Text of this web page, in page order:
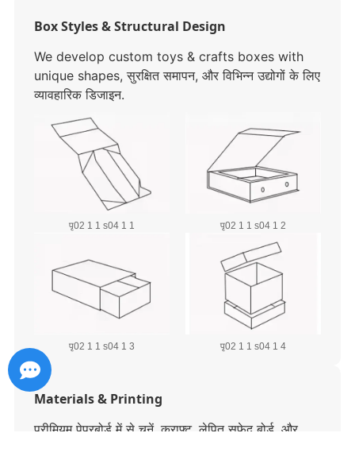
Box Styles & Structural Design
We develop custom toys & crafts boxes with
unique shapes, सुरक्षित समापन, और विभिन्न उद्योगों के लिए
व्यावहारिक डिजाइन.
पृ02 1 1 s04 1 1 पृ02 1 1 s04 1 2
पृ02 1 1 s04 1 3 पृ02 1 1 s04 1 4
Materials & Printing
प्रीमियम पेपरबोर्ड में से चुनें, क्राफ्ट, लेपित सफेद बोर्ड, और